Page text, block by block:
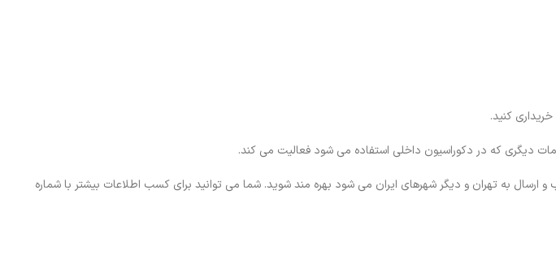
کنید.
دیگری که در دکوراسیون داخلی استفاده می شود فعالیت می کند.
به تهران و دیگر شهرهای ایران می شود بهره مند شوید. شما می توانید برای کسب اطلاعات بیشتر با شماره